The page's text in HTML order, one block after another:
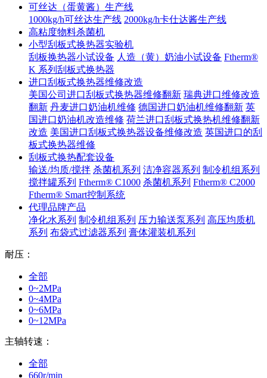
可丝达（蛋黄酱）生产线
1000kg/h可丝达生产线 2000kg/h卡仕达酱生产线
高粘度物料杀菌机
小型刮板式换热器实验机
刮板换热器小试设备 人造（黄）奶油小试设备 Ftherm®
K 系列刮板式换热器
进口刮板式换热器维修改造
美国公司进口刮板式换热器维修翻新 瑞典进口维修改造
翻新 丹麦进口奶油机维修 德国进口奶油机维修翻新 英
国进口奶油机改造维修 荷兰进口刮板式换热机维修翻新
改造 美国进口刮板式换热器设备维修改造 英国进口的刮
板式换热器维修
刮板式换热配套设备
输送/均质/搅拌 杀菌机系列 洁净容器系列 制冷机组系列
搅拌罐系列 Ftherm® C1000 杀菌机系列 Ftherm® C2000
Ftherm® Smart控制系统
代理品牌产品
净化水系列 制冷机组系列 压力输送泵系列 高压均质机
系列 布袋式过滤器系列 膏体灌装机系列
耐压：
全部
0~2MPa
0~4MPa
0~6MPa
0~12MPa
主轴转速：
全部
660r/min